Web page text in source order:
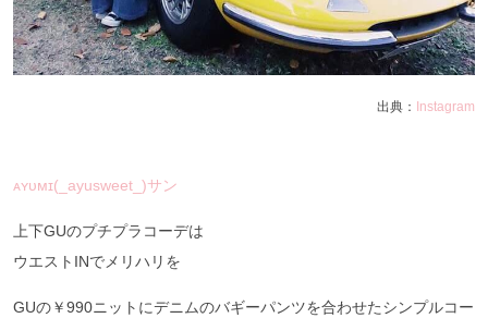
出典： Instagram
ᴀʏᴜᴍɪ(_ayusweet_)サン
上下GUのプチプラコーデは
ウエストINでメリハリを
GUの￥990ニットにデニムのバギーパンツを合わせたシンプルコー